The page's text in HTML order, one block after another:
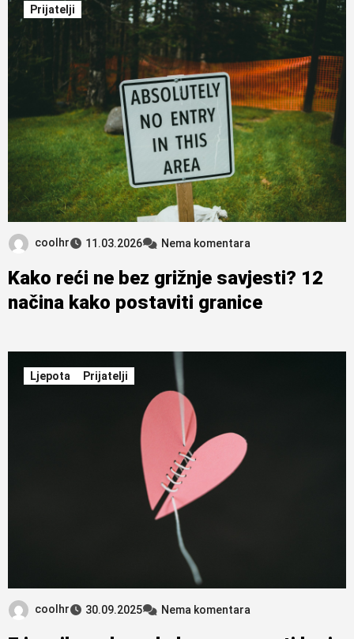
Prijatelji
coolhr 11.03.2026 Nema komentara
Kako reći ne bez grižnje savjesti? 12
načina kako postaviti granice
Ljepota Prijatelji
coolhr 30.09.2025 Nema komentara